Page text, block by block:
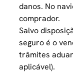
danos. No
comprador.
Salvo
seguro é o
trâmites
aplicável).